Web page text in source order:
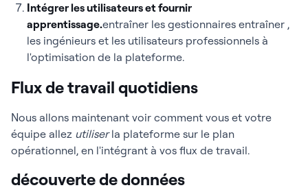
Intégrer les utilisateurs et fournir
apprentissage.entraîner les gestionnaires entraîner ,
les ingénieurs et les utilisateurs professionnels à
l'optimisation de la plateforme.
Flux de travail quotidiens
Nous allons maintenant voir comment vous et votre
équipe allez utiliserla plateforme sur le plan
opérationnel, en l'intégrant à vos flux de travail.
découverte de données